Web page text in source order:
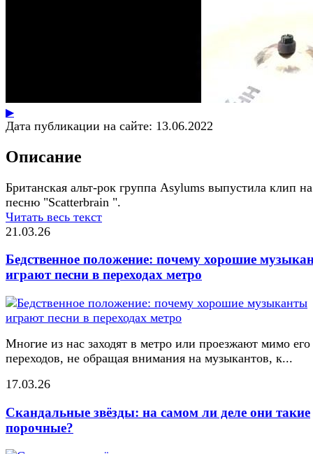
▶
Дата публикации на сайте: 13.06.2022
Описание
Британская альт-рок группа Asylums выпустила клип на
песню "Scatterbrain ".
Читать весь текст
21.03.26
Бедственное положение: почему хорошие
играют песни в переходах метро
Многие из нас заходят в метро или проезжают мимо его
переходов, не обращая внимания на музыкантов, к...
17.03.26
Скандальные звёзды: на самом ли деле они такие
порочные?